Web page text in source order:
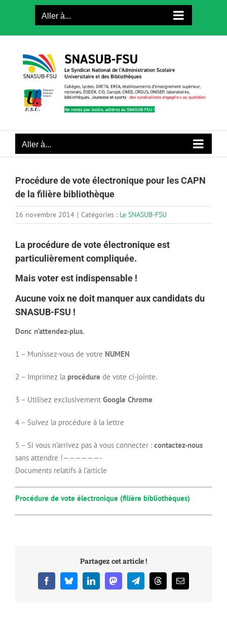
Aller à...
Aller à...
Procédure de vote électronique pour les CAPN
de la filière bibliothèque
16 novembre 2014 | Catégories : Le SNASUB-FSU
La procédure de vote électronique est
particulièrement compliquée.
Mais voter est indispensable !
Aucune voix ne doit manquer aux candidats du
SNASUB-FSU !
Donc n’attendez-plus.
1 – Munissez-vous de votre NUMEN
2 – Imprimez la procédure de vote ci-jointe.
3 – Utilisez exclusivement Google Chrome
4 – Suivez la procédure à la lettre
5 – Si vous n’arrivez pas à vous connecter : contactez-nous
sans attendre !——————-
Documents relatifs à l’article
Procédure de vote électronique (filière bibliothèques)
Partagez cet article !
FacebookBlueskyLinkedInMastodonTelegramThreadsEmail